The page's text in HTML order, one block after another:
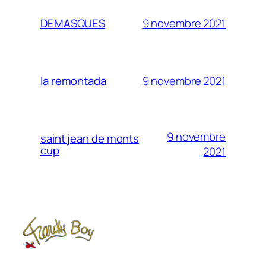
DEMASQUES 9 novembre 2021
la remontada 9 novembre 2021
saint jean de monts
cup
9 novembre
2021